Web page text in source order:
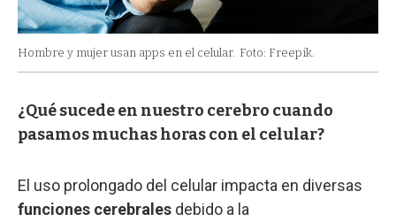
Hombre y mujer usan apps en el celular. Foto: Freepik.
¿Qué sucede en nuestro cerebro cuando
pasamos muchas horas con el celular?
El uso prolongado del celular impacta en diversas
funciones cerebrales debido a la